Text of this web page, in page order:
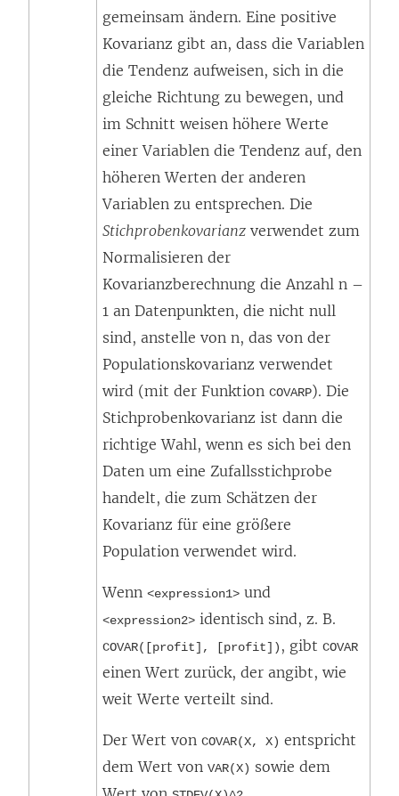
e
t
)
gemeinsam ändern. Eine positive
Kovarianz gibt an, dass die Variablen
die Tendenz aufweisen, sich in die
gleiche Richtung zu bewegen, und
im Schnitt weisen höhere Werte
einer Variablen die Tendenz auf, den
höheren Werten der anderen
Variablen zu entsprechen. Die
Stichprobenkovarianz verwendet zum
Normalisieren der
Kovarianzberechnung die Anzahl n –
1 an Datenpunkten, die nicht null
sind, anstelle von n, das von der
Populationskovarianz verwendet
wird (mit der Funktion COVARP). Die
Stichprobenkovarianz ist dann die
richtige Wahl, wenn es sich bei den
Daten um eine Zufallsstichprobe
handelt, die zum Schätzen der
Kovarianz für eine größere
Population verwendet wird.
Wenn <expression1> und
<expression2> identisch sind, z. B.
COVAR([profit], [profit]) , gibt COVAR
einen Wert zurück, der angibt, wie
weit Werte verteilt sind.
Der Wert von COVAR(X, X) entspricht
dem Wert von VAR(X) sowie dem